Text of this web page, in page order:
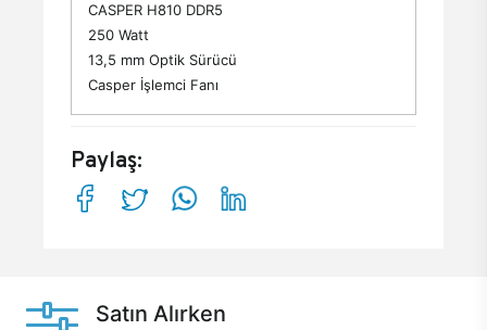
CASPER H810 DDR5
250 Watt
13,5 mm Optik Sürücü
Casper İşlemci Fanı
Paylaş:
Satın Alırken